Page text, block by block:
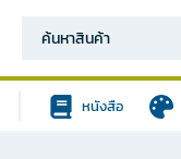
หนังสือ